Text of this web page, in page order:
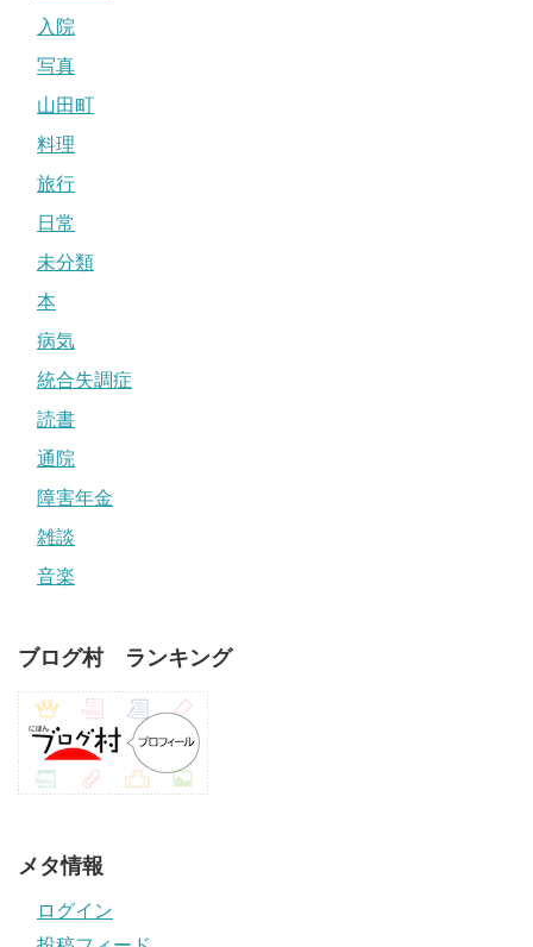
入院
写真
山田町
料理
旅行
日常
未分類
本
病気
統合失調症
読書
通院
障害年金
雑談
音楽
ブログ村 ランキング
メタ情報
ログイン